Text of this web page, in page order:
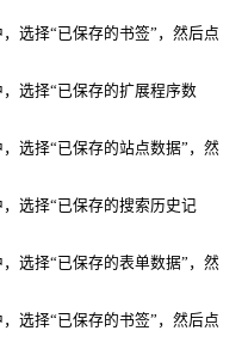
选择“已保存的书签”，然后点
选择“已保存的扩展程序数
选择“已保存的站点数据”，然
选择“已保存的搜索历史记
选择“已保存的表单数据”，然
选择“已保存的书签”，然后点